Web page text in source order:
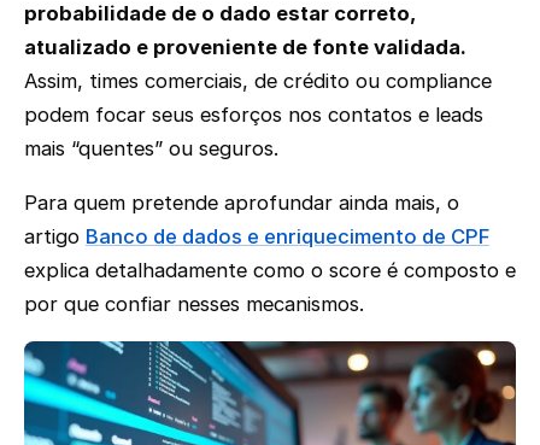
probabilidade de o dado estar correto,
atualizado e proveniente de fonte validada.
Assim, times comerciais, de crédito ou compliance
podem focar seus esforços nos contatos e leads
mais “quentes” ou seguros.
Para quem pretende aprofundar ainda mais, o
artigo Banco de dados e enriquecimento de CPF
explica detalhadamente como o score é composto e
por que confiar nesses mecanismos.